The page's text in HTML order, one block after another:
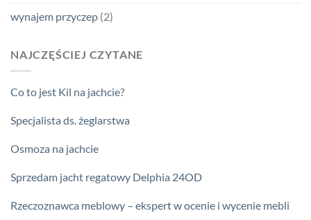
wynajem przyczep (2)
NAJCZĘŚCIEJ CZYTANE
Co to jest Kil na jachcie?
Specjalista ds. żeglarstwa
Osmoza na jachcie
Sprzedam jacht regatowy Delphia 24OD
Rzeczoznawca meblowy – ekspert w ocenie i wycenie mebli